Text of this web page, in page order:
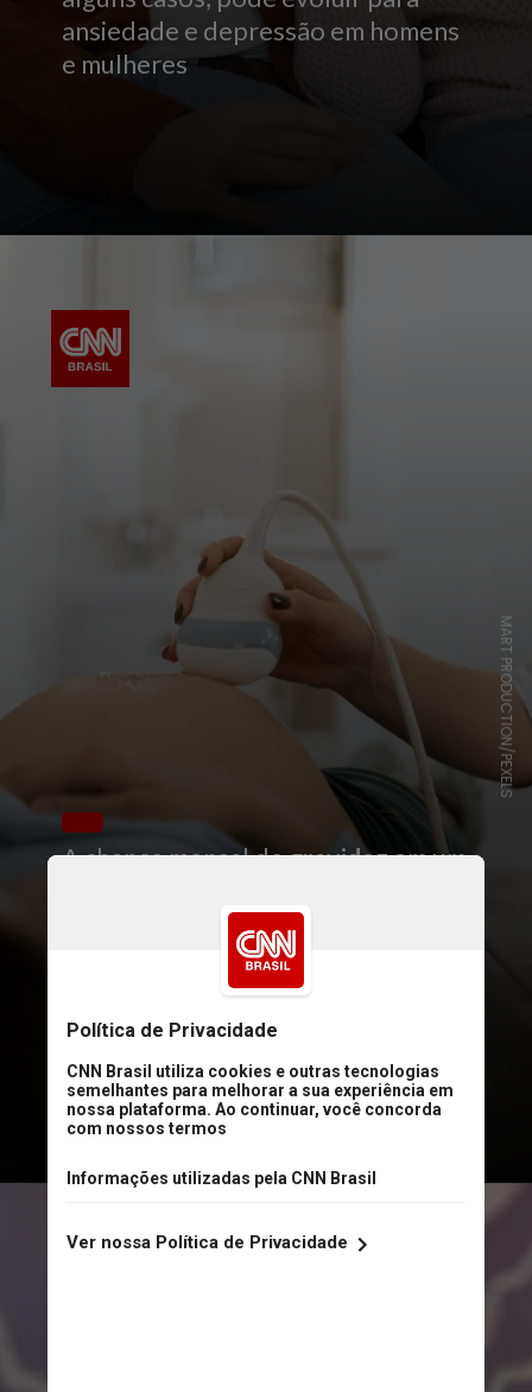
ansiedade e depressão em homens
e mulheres
MART PRODUCTION/PEXELS
A chance mensal degravidezem um
em que a mulher tem idade inferior
a 35 anos, é em torno de 20%